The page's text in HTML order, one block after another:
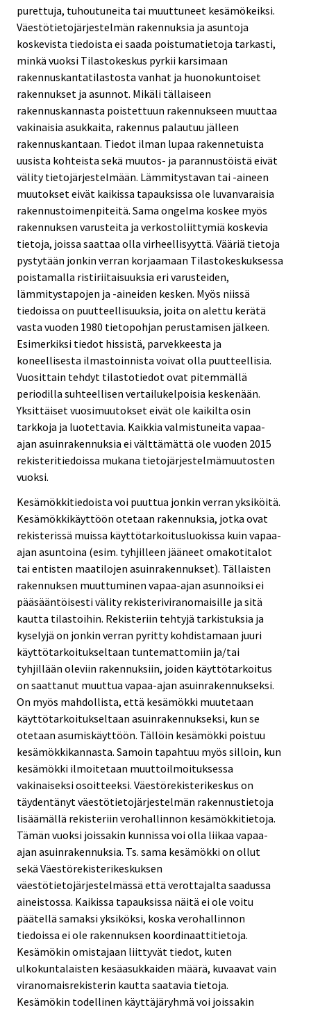
purettuja, tuhoutuneita tai muuttuneet kesämökeiksi.
Väestötietojärjestelmän rakennuksia ja asuntoja
koskevista tiedoista ei saada poistumatietoja tarkasti,
minkä vuoksi Tilastokeskus pyrkii karsimaan
rakennuskantatilastosta vanhat ja huonokuntoiset
rakennukset ja asunnot. Mikäli tällaiseen
rakennuskannasta poistettuun rakennukseen muuttaa
vakinaisia asukkaita, rakennus palautuu jälleen
rakennuskantaan. Tiedot ilman lupaa rakennetuista
uusista kohteista sekä muutos- ja parannustöistä eivät
välity tietojärjestelmään. Lämmitystavan tai -aineen
muutokset eivät kaikissa tapauksissa ole luvanvaraisia
rakennustoimenpiteitä. Sama ongelma koskee myös
rakennuksen varusteita ja verkostoliittymiä koskevia
tietoja, joissa saattaa olla virheellisyyttä. Vääriä tietoja
pystytään jonkin verran korjaamaan Tilastokeskuksessa
poistamalla ristiriitaisuuksia eri varusteiden,
lämmitystapojen ja -aineiden kesken. Myös niissä
tiedoissa on puutteellisuuksia, joita on alettu kerätä
vasta vuoden 1980 tietopohjan perustamisen jälkeen.
Esimerkiksi tiedot hissistä, parvekkeesta ja
koneellisesta ilmastoinnista voivat olla puutteellisia.
Vuosittain tehdyt tilastotiedot ovat pitemmällä
periodilla suhteellisen vertailukelpoisia keskenään.
Yksittäiset vuosimuutokset eivät ole kaikilta osin
tarkkoja ja luotettavia. Kaikkia valmistuneita vapaa-
ajan asuinrakennuksia ei välttämättä ole vuoden 2015
rekisteritiedoissa mukana tietojärjestelmämuutosten
vuoksi.
Kesämökkitiedoista voi puuttua jonkin verran yksiköitä.
Kesämökkikäyttöön otetaan rakennuksia, jotka ovat
rekisterissä muissa käyttötarkoitusluokissa kuin vapaa-
ajan asuntoina (esim. tyhjilleen jääneet omakotitalot
tai entisten maatilojen asuinrakennukset). Tällaisten
rakennuksen muuttuminen vapaa-ajan asunnoiksi ei
pääsääntöisesti välity rekisteriviranomaisille ja sitä
kautta tilastoihin. Rekisteriin tehtyjä tarkistuksia ja
kyselyjä on jonkin verran pyritty kohdistamaan juuri
käyttötarkoitukseltaan tuntemattomiin ja/tai
tyhjillään oleviin rakennuksiin, joiden käyttötarkoitus
on saattanut muuttua vapaa-ajan asuinrakennukseksi.
On myös mahdollista, että kesämökki muutetaan
käyttötarkoitukseltaan asuinrakennukseksi, kun se
otetaan asumiskäyttöön. Tällöin kesämökki poistuu
kesämökkikannasta. Samoin tapahtuu myös silloin, kun
kesämökki ilmoitetaan muuttoilmoituksessa
vakinaiseksi osoitteeksi. Väestörekisterikeskus on
täydentänyt väestötietojärjestelmän rakennustietoja
lisäämällä rekisteriin verohallinnon kesämökkitietoja.
Tämän vuoksi joissakin kunnissa voi olla liikaa vapaa-
ajan asuinrakennuksia. Ts. sama kesämökki on ollut
sekä Väestörekisterikeskuksen
väestötietojärjestelmässä että verottajalta saadussa
aineistossa. Kaikissa tapauksissa näitä ei ole voitu
päätellä samaksi yksiköksi, koska verohallinnon
tiedoissa ei ole rakennuksen koordinaattitietoja.
Kesämökin omistajaan liittyvät tiedot, kuten
ulkokuntalaisten kesäasukkaiden määrä, kuvaavat vain
viranomaisrekisterin kautta saatavia tietoja.
Kesämökin todellinen käyttäjäryhmä voi joissakin